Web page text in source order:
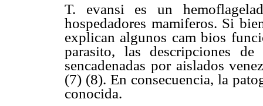
T. evansi es un
hospedadores mamiferos. Si
explican algunos cam bios
parasito, las descripciones
sencadenadas por aislados
(7) (8). En consecuencia, la
conocida.